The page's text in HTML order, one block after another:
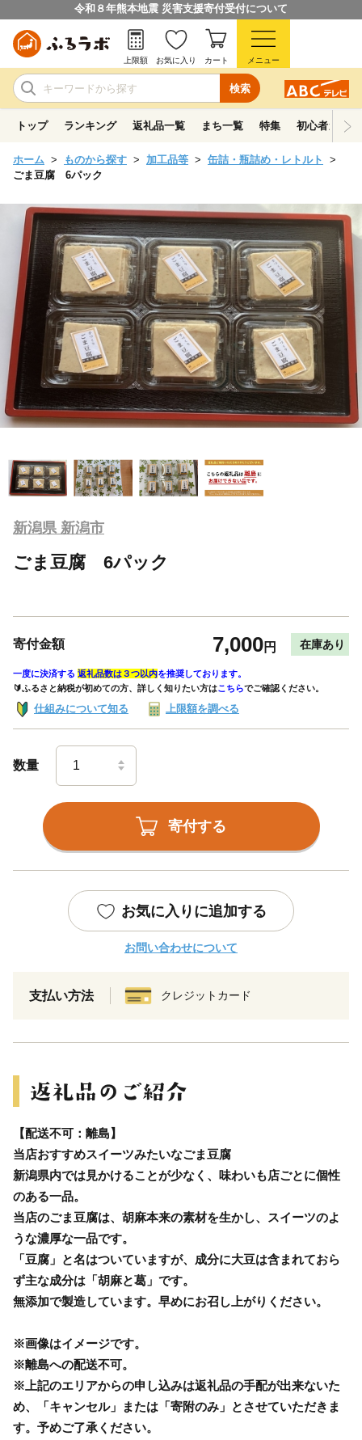
令和８年熊本地震 災害支援寄付受付について
検索
上限額 お気に入り カート メニュー
トップ ランキング 返礼品一覧 まち一覧 特集 初心者ガイド
ホーム ものから探す 加工品等
缶詰・瓶詰め・レトルト
ごま豆腐 6パック
新潟県 新潟市
ごま豆腐 6パック
寄付金額 7,000円 在庫あり
一度に決済する 返礼品数は３つ以内を推奨しております。
🔰ふるさと納税が初めての方、詳しく知りたい方はこちらでご確認ください。
仕組みについて知る 上限額を調べる
数量
寄付する
お気に入りに追加する
お問い合わせについて
支払い方法 クレジットカード
【配送不可：離島】
当店おすすめスイーツみたいなごま豆腐
新潟県内では見かけることが少なく、味わいも店ごとに個性
のある一品。
当店のごま豆腐は、胡麻本来の素材を生かし、スイーツのよ
うな濃厚な一品です。
「豆腐」と名はついていますが、成分に大豆は含まれておら
ず主な成分は「胡麻と葛」です。
無添加で製造しています。早めにお召し上がりください。
※画像はイメージです。
※離島への配送不可。
※上記のエリアからの申し込みは返礼品の手配が出来ないた
め、「キャンセル」または「寄附のみ」とさせていただきま
す。予めご了承ください。